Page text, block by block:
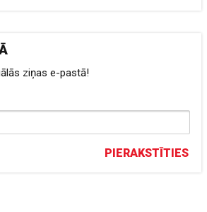
ziņas e-pastā!
PIERAKSTĪTIES